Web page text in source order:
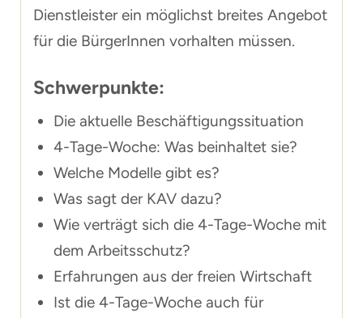
Dienstleister ein möglichst breites Angebot
für die BürgerInnen vorhalten müssen.
Schwerpunkte:
Die aktuelle Beschäftigungssituation
4-Tage-Woche: Was beinhaltet sie?
Welche Modelle gibt es?
Was sagt der KAV dazu?
Wie verträgt sich die 4-Tage-Woche mit
dem Arbeitsschutz?
Erfahrungen aus der freien Wirtschaft
Ist die 4-Tage-Woche auch für